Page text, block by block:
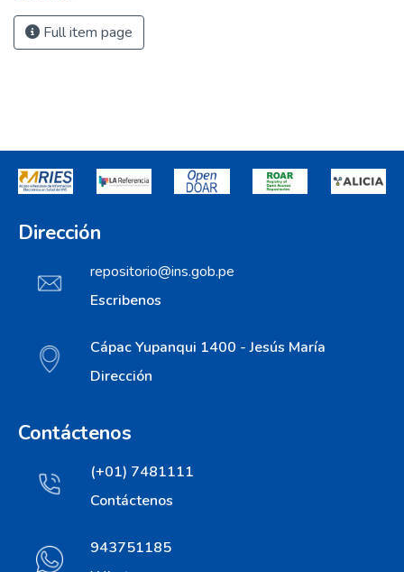
Full item page
Dirección
repositorio@ins.gob.pe
Escribenos
Cápac Yupanqui 1400 - Jesús María
Dirección
Contáctenos
(+01) 7481111
Contáctenos
943751185